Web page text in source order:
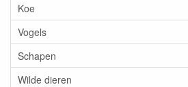
Koe
Vogels
Schapen
Wilde dieren